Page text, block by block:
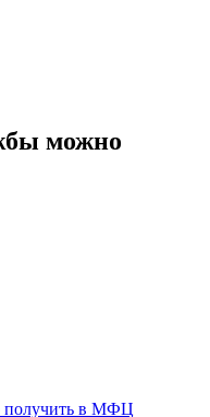
можно